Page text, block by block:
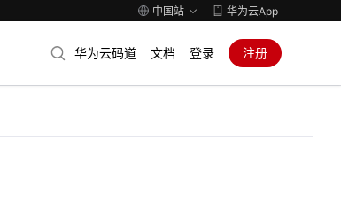
中国站 华为云App
华为云码道 文档 登录 注册